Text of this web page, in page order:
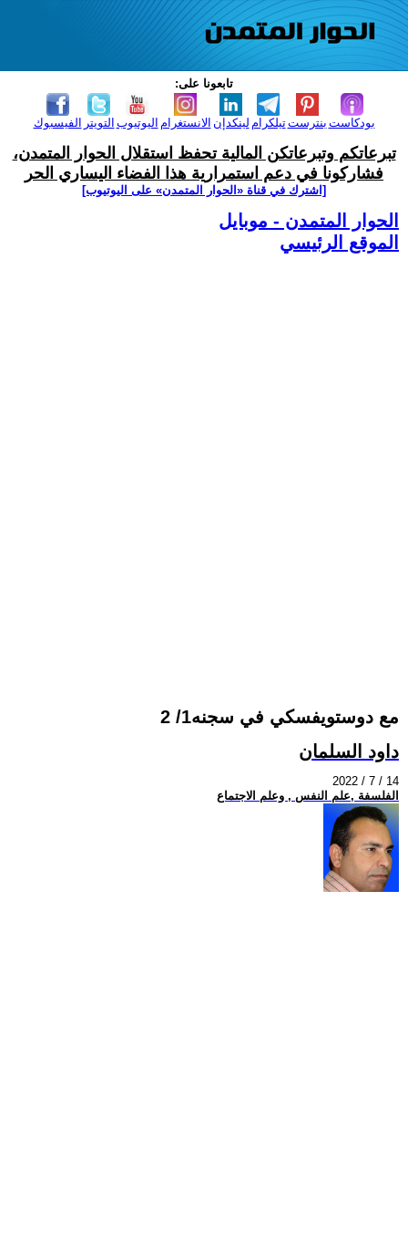
تابعونا على:
الفيسبوك التويتر اليوتيوب الانستغرام لينكدإن تيلكرامبنترست بودكاست
تبرعاتكم وتبرعاتكن المالية تحفظ استقلال الحوار المتمدن،
فشاركونا في دعم استمرارية هذا الفضاء اليساري الحر
[اشترك في قناة ‫«الحوار المتمدن» على اليوتيوب]
الحوار المتمدن - موبايل
الموقع الرئيسي
مع دوستويفسكي في سجنه1/ 2
داود السلمان
2022 / 7 / 14
الفلسفة ,علم النفس , وعلم الاجتماع